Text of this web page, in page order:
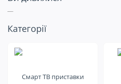
Подивіться ще
на це
Категорії
Смарт ТВ приставки